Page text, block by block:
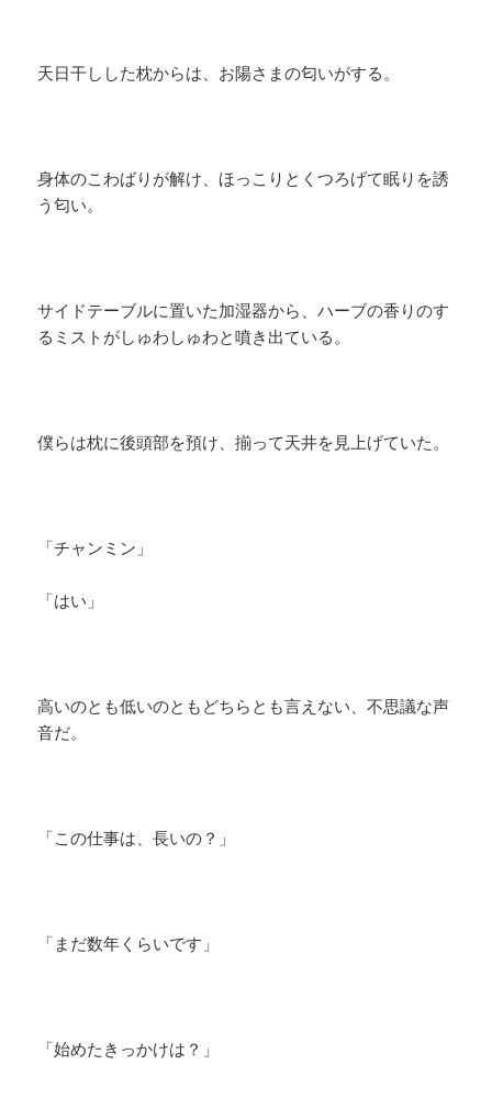
天日干しした枕からは、お陽さまの匂いがする。
身体のこわばりが解け、ほっこりとくつろげて眠りを誘
う匂い。
サイドテーブルに置いた加湿器から、ハーブの香りのす
るミストがしゅわしゅわと噴き出ている。
僕らは枕に後頭部を預け、揃って天井を見上げていた。
「チャンミン」
「はい」
高いのとも低いのともどちらとも言えない、不思議な声
音だ。
「この仕事は、長いの？」
「まだ数年くらいです」
「始めたきっかけは？」